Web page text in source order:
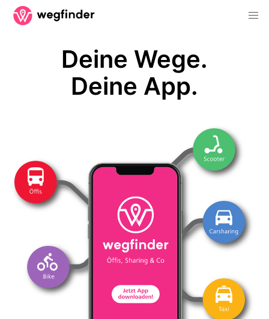
Deine Wege.
Deine App.